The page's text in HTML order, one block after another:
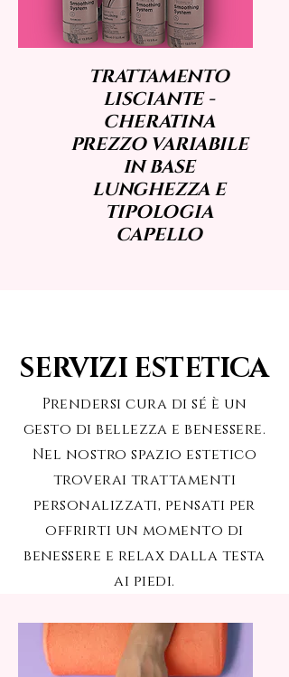
TRATTAMENTO
LISCIANTE -
CHERATINA
PREZZO VARIABILE
IN BASE
LUNGHEZZA E
TIPOLOGIA
CAPELLO
SERVIZI ESTETICA
Prendersi cura di sé è un
gesto di bellezza e benessere.
Nel nostro spazio estetico
troverai trattamenti
personalizzati, pensati per
offrirti un momento di
benessere e relax dalla testa
ai piedi.